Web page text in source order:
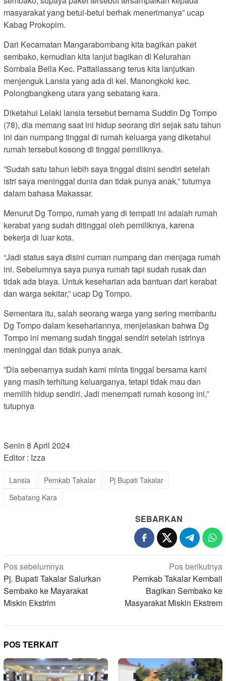
masyarakat yang betul-betul berhak menerimanya” ucap
Kabag Prokopim.
Dari Kecamatan Mangarabombang kita bagikan paket
sembako, kemudian kita lanjut bagikan di Kelurahan
Sombala Bella Kec. Pattallassang terus kita lanjutkan
menjenguk Lansia yang ada di kel. Manongkoki kec.
Polongbangkeng utara yang sebatang kara.
Diketahui Lelaki lansia tersebut bernama Suddin Dg Tompo
(78), dia memang saat ini hidup seorang diri sejak satu tahun
ini dan numpang tinggal di rumah keluarga yang diketahui
rumah tersebut kosong di tinggal pemiliknya.
”Sudah satu tahun lebih saya tinggal disini sendiri setelah
istri saya meninggal dunia dan tidak punya anak,” tuturnya
dalam bahasa Makassar.
Menurut Dg Tompo, rumah yang di tempati ini adalah rumah
kerabat yang sudah ditinggal oleh pemiliknya, karena
bekerja di luar kota.
“Jadi status saya disini cuman numpang dan menjaga rumah
ini. Sebelumnya saya punya rumah tapi sudah rusak dan
tidak ada biaya. Untuk keseharian ada bantuan dari kerabat
dan warga sekitar,” ucap Dg Tompo.
Sementara itu, salah seorang warga yang sering membantu
Dg Tompo dalam kesehariannya, menjelaskan bahwa Dg
Tompo ini memang sudah tinggal sendiri setelah istrinya
meninggal dan tidak punya anak.
”Dia sebenarnya sudah kami minta tinggal bersama kami
yang masih terhitung keluarganya, tetapi tidak mau dan
memilih hidup sendiri. Jadi menempati rumah kosong ini,”
tutupnya
Senin 8 April 2024
Editor : Izza
Lansia Pemkab Takalar
Pj Bupati Takalar
Sebatang Kara
SEBARKAN
Navigasi
pos
Pos sebelumnya
Pj. Bupati Takalar Salurkan
Sembako ke Mayarakat
Miskin Ekstrim
Pos berikutnya
Pemkab Takalar Kembali
Bagikan Sembako ke
Masyarakat Miskin Ekstrem
POS TERKAIT